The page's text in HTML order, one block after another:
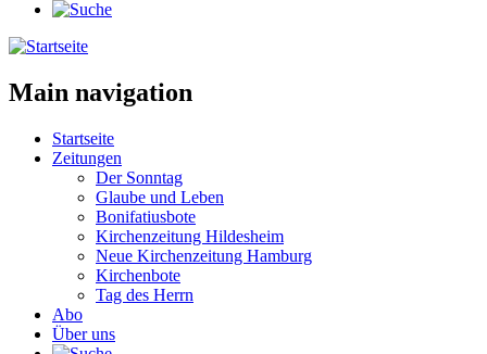
Main navigation
Startseite
Zeitungen
Der Sonntag
Glaube und Leben
Bonifatiusbote
Kirchenzeitung Hildesheim
Neue Kirchenzeitung Hamburg
Kirchenbote
Tag des Herrn
Abo
Über uns